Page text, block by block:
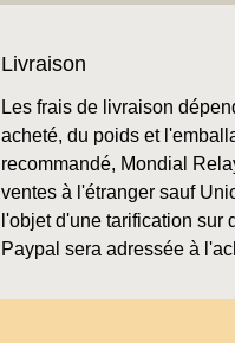
Livraison
Les frais de livraison
acheté, du poids et
recommandé, Mondial
ventes à l'étranger sauf
l'objet d'une tarification sur
Paypal sera adressée à